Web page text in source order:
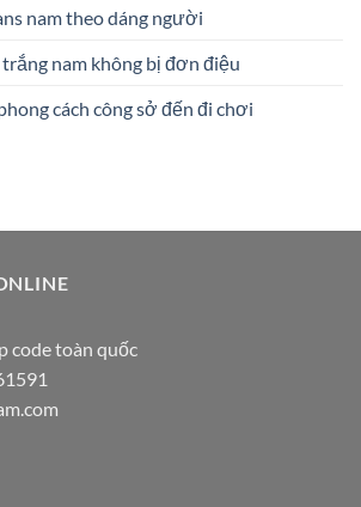
nam theo dáng người
nam không bị đơn điệu
cách công sở đến đi chơi
code toàn quốc